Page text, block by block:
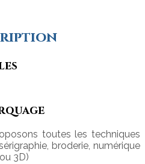
toutes les techniques
broderie, numérique
3D)